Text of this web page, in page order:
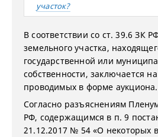
участок?
В соответствии со ст. 39.6 ЗК
земельного участка,
государственной или
собственности, заключается на
проводимых в форме аукциона.
Согласно разъяснениям
РФ, содержащимся в п. 9
21.12.2017 № 54 «О некоторых